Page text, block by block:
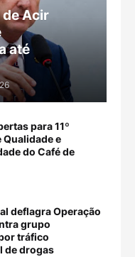
de Acir
até
para 11º
e
do Café de
deflagra Operação
grupo
tráfico
de drogas